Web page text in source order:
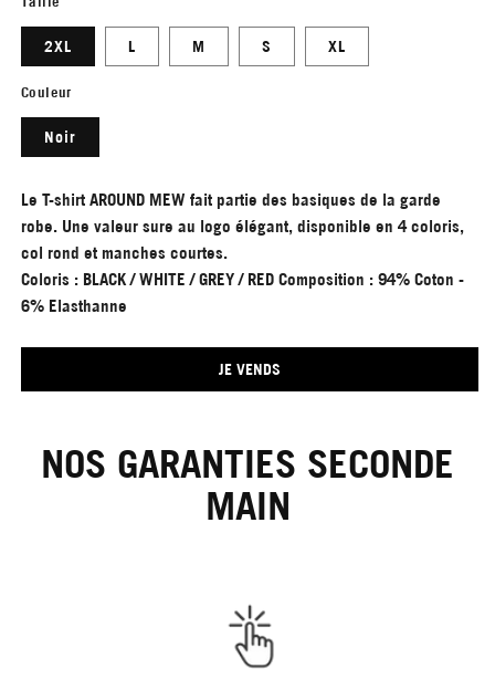
2XL L M S XL
Couleur
Noir
Le T-shirt AROUND MEW fait partie des basiques de la garde
robe. Une valeur sure au logo élégant, disponible en 4 coloris,
col rond et manches courtes.
Coloris : BLACK / WHITE / GREY / RED Composition : 94% Coton -
6% Elasthanne
JE VENDS
NOS GARANTIES SECONDE
MAIN